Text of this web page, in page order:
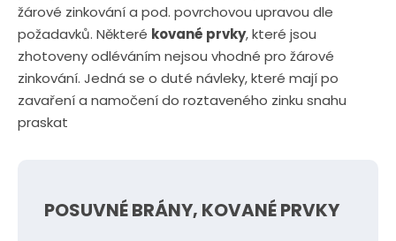
žárové zinkování a pod. povrchovou upravou dle
požadavků. Některé kované prvky, které jsou
zhotoveny odléváním nejsou vhodné pro žárové
zinkování. Jedná se o duté návleky, které mají po
zavaření a namočení do roztaveného zinku snahu
praskat
POSUVNÉ BRÁNY, KOVANÉ PRVKY